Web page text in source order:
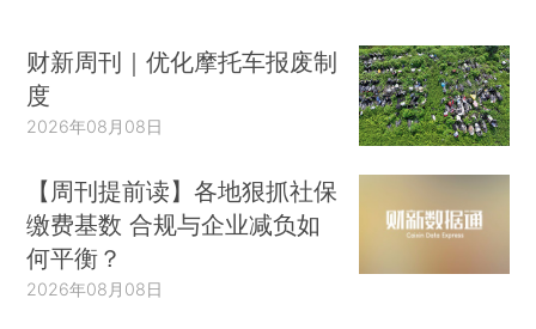
财新周刊｜优化摩托车报废制
度
2026年08月08日
【周刊提前读】各地狠抓社保
缴费基数 合规与企业减负如
何平衡？
2026年08月08日